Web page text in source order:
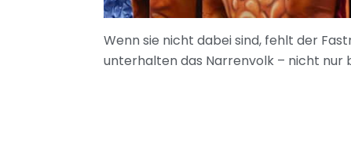
Wenn sie nicht dabei sind, fehlt der
unterhalten das Narrenvolk – nicht nur